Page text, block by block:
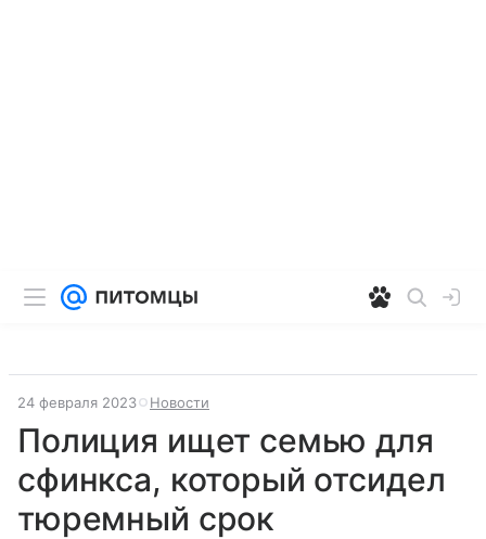
24 февраля 2023 Новости
Полиция ищет семью для
сфинкса, который отсидел
тюремный срок